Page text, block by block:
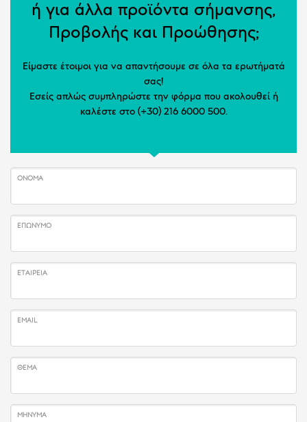
ή για άλλα προϊόντα σήμανσης,
Προβολής και Προώθησης;
Είμαστε έτοιμοι για να απαντήσουμε σε όλα τα ερωτήματά
σας!
Εσείς απλώς συμπληρώστε την φόρμα που ακολουθεί ή
καλέστε στο (+30) 216 6000 500.
ΌΝΟΜΑ
ΕΠΏΝΥΜΟ
ΕΤΑΙΡΕΊΑ
EMAIL
ΘΈΜΑ
ΜΉΝΥΜΑ